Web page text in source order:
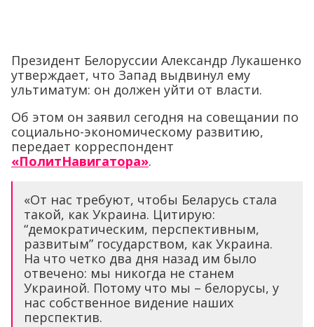
Президент Белоруссии Александр Лукашенко
утверждает, что Запад выдвинул ему
ультиматум: он должен уйти от власти.
Об этом он заявил сегодня на совещании по
социально-экономическому развитию,
передает корреспондент
«ПолитНавигатора».
«От нас требуют, чтобы Беларусь стала
такой, как Украина. Цитирую:
“демократическим, перспективным,
развитым” государством, как Украина.
На что четко два дня назад им было
отвечено: мы никогда не станем
Украиной. Потому что мы – белорусы, у
нас собственное видение наших
перспектив.